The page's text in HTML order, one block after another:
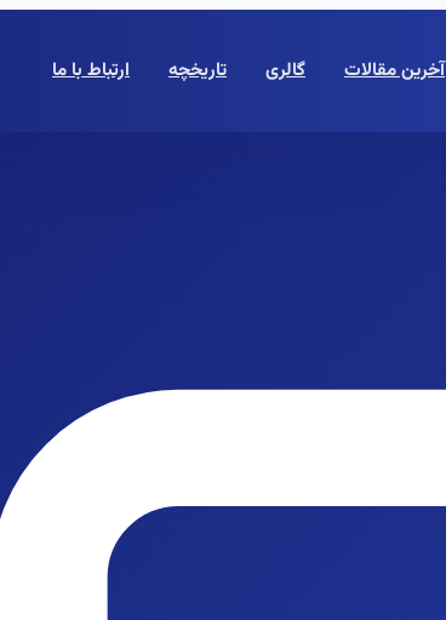
آخرین مقالات گالری تاریخچه ارتباط با ما